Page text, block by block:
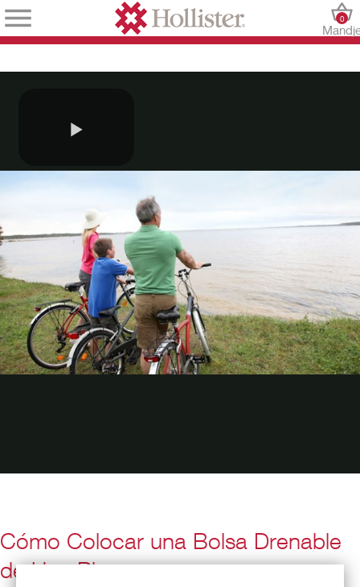
0
Cómo Colocar una Bolsa Drenable
de Una Pieza